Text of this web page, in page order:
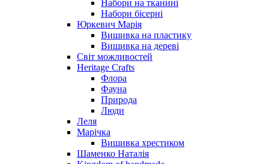
Набори на тканині
Набори бісерні
Юркевич Марія
Вишивка на пластику
Вишивка на дереві
Світ можливостей
Heritage Crafts
Флора
Фауна
Природа
Люди
Леля
Марічка
Вишивка хрестиком
Шаменко Наталія